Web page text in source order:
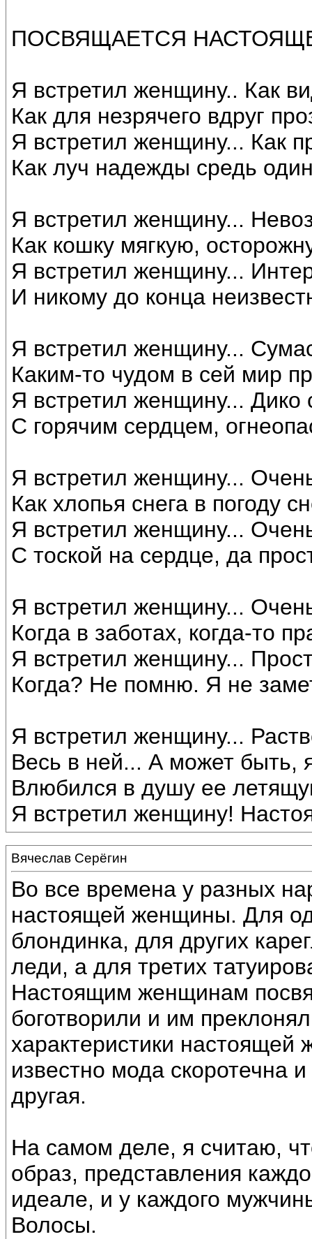
ПОСВЯЩАЕТСЯ
Я встретил женщину.. Как
Как для незрячего вдруг
Я встретил женщину... Как
Как луч надежды средь
Я встретил женщину...
Как кошку мягкую,
Я встретил женщину...
И никому до конца
Я встретил женщину...
Каким-то чудом в сей мир
Я встретил женщину... Дико
С горячим сердцем,
Я встретил женщину...
Как хлопья снега в погоду
Я встретил женщину...
С тоской на сердце, да
Я встретил женщину...
Когда в заботах, когда-то
Я встретил женщину...
Когда? Не помню. Я не
Я встретил женщину...
Весь в ней... А может быть,
Влюбился в душу ее
Я встретил женщину!
Вячеслав Серёгин
Во все времена у разных
настоящей женщины. Для
блондинка, для других
леди, а для третих
Настоящим женщинам
боготворили и им
характеристики
известно мода скоротечна
другая.
На самом деле, я считаю,
образ, представления
идеале, и у каждого
Волосы.